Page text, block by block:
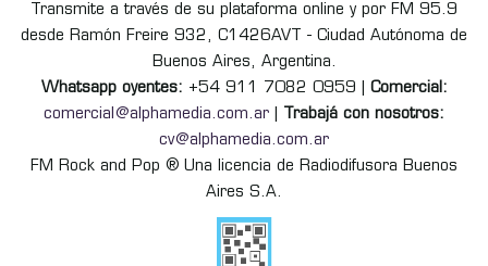
Transmite a través de su plataforma online y por FM 95.9
desde Ramón Freire 932, C1426AVT - Ciudad Autónoma de
Buenos Aires, Argentina.
Whatsapp oyentes: +54 911 7082 0959 | Comercial:
comercial@alphamedia.com.ar
Trabajá con nosotros:
cv@alphamedia.com.ar
FM Rock and Pop ® Una licencia de Radiodifusora Buenos
Aires S.A.